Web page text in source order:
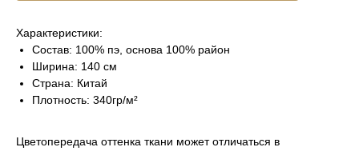
Характеристики:
Состав: 100% пэ, основа 100% район
Ширина: 140 см
Страна: Китай
Плотность: 340гр/м²
Цветопередача оттенка ткани может отличаться в